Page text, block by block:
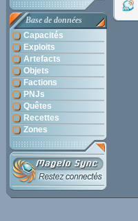
Base de données
Capacités
Exploits
Artefacts
Objets
Factions
PNJs
Quêtes
Recettes
Zones